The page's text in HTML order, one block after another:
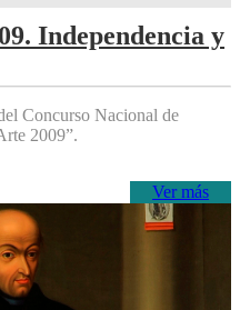
Independencia y
Concurso Nacional de
2009”.
Ver más